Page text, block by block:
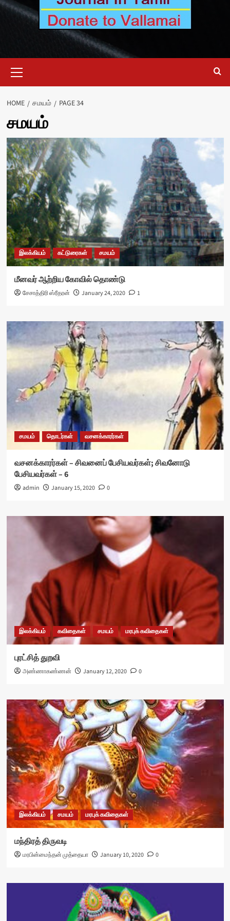
Menu
HOME சமயம் PAGE 34
சமயம்
இலக்கியம் கட்டுரைகள் சமயம்
மீனவர் ஆற்றிய கோவில் தொண்டு
சேசாத்திரி ஸ்ரீதரன் January 24, 2020 1
சமயம் தொடர்கள் வசனக்காரர்கள்
வசனக்காரர்கள் – சிவனைப் பேசியவர்கள்; சிவனோடு
பேசியவர்கள் – 6
admin January 15, 2020 0
இலக்கியம் கவிதைகள் சமயம் மரபுக் கவிதைகள்
புரட்சித் துறவி
அண்ணாகண்ணன் January 12, 2020 0
இலக்கியம் சமயம் மரபுக் கவிதைகள்
மந்திரத் திருவடி
மரபின்மைந்தன் முத்தையா January 10, 2020 0